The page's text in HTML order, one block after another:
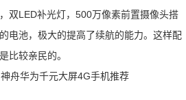
双LED补光灯，500万像素前置摄像头搭
电池，极大的提高了续航的能力。这样配
比较亲民的。